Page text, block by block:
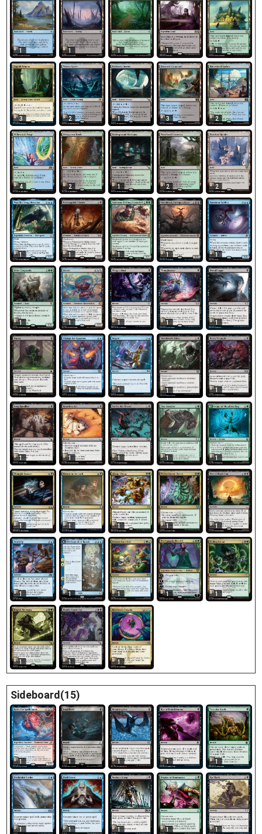
1 1 1 1 1
3 2 1 3 2
4 2 1 2 2
1 1 1 1 1
1 1 1 1 1
1 1 1 1 1
1 1 1 1 1
1 1 1 1 1
1 1 1 1 1
1 1 1
Sideboard(15)
1 1 1 1 1
1 1 1 1 1